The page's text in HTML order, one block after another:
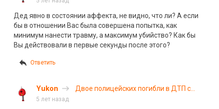
Дед явно в состоянии аффекта, не видно, что ли? А если
бы в отношении Вас была совершена попытка, как
минимум нанести травму, а максимум убийство? Как бы
Вы действовали в первые секунды после этого?
Ответить
Yukon
Двое полицейских погибли в ДТП с
5 лет назад